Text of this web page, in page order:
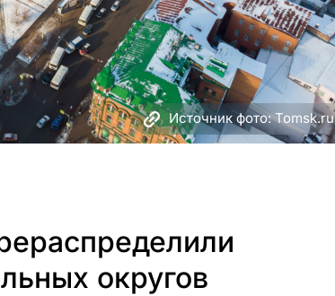
Источник фото: Tomsk.ru
округов